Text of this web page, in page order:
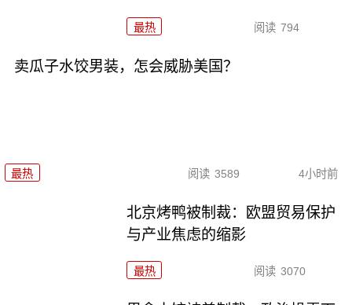
最热 阅读 794
卖瓜子水饺男装，怎会威胁美国？
最热 阅读 3589 4小时前
北京烤鸭被制裁：欧盟贸易保护
与产业焦虑的缩影
最热 阅读 3070